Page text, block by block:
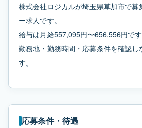
株式会社ロジカルが埼玉県草加市で
ー求人です。
給与は月給557,095円〜656,556円です
勤務地・勤務時間・応募条件を確認し
す。
応募条件・待遇